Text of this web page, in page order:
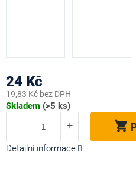
24 Kč
19,83 Kč bez DPH
Měrná
Skladem (>5 ks)
Detailní informace